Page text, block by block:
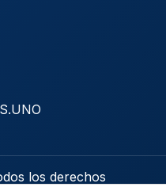
los derechos